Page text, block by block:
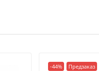
-44% Предзаказ